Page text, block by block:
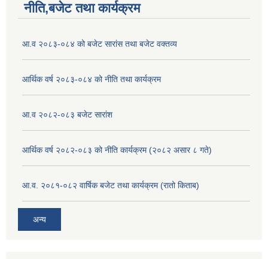
नीति,बजेट तथा कार्यक्रम
आ.व २०८३-०८४ को बजेट सारांस तथा बजेट वक्तव्य
आर्थिक वर्ष २०८३-०८४ को नीति तथा कार्यक्रम
आ.व २०८२-०८३ बजेट सारांश
आर्थिक वर्ष २०८२-०८३ को नीति कार्यक्रम (२०८२ असार ८ गते)
आ.व. २०८१-०८२ वार्षिक बजेट तथा कार्यक्रम (रातो किताब)
अन्य